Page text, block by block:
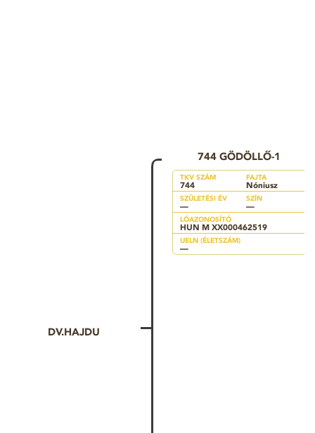
DV.HAJDU
744 GÖDÖLLŐ-1
TKV SZÁM
744
FAJTA
Nóniusz
SZÜLETÉSI ÉV
—
SZÍN
—
LÓAZONOSÍTÓ
HUN M XX000462519
UELN (ÉLETSZÁM)
—